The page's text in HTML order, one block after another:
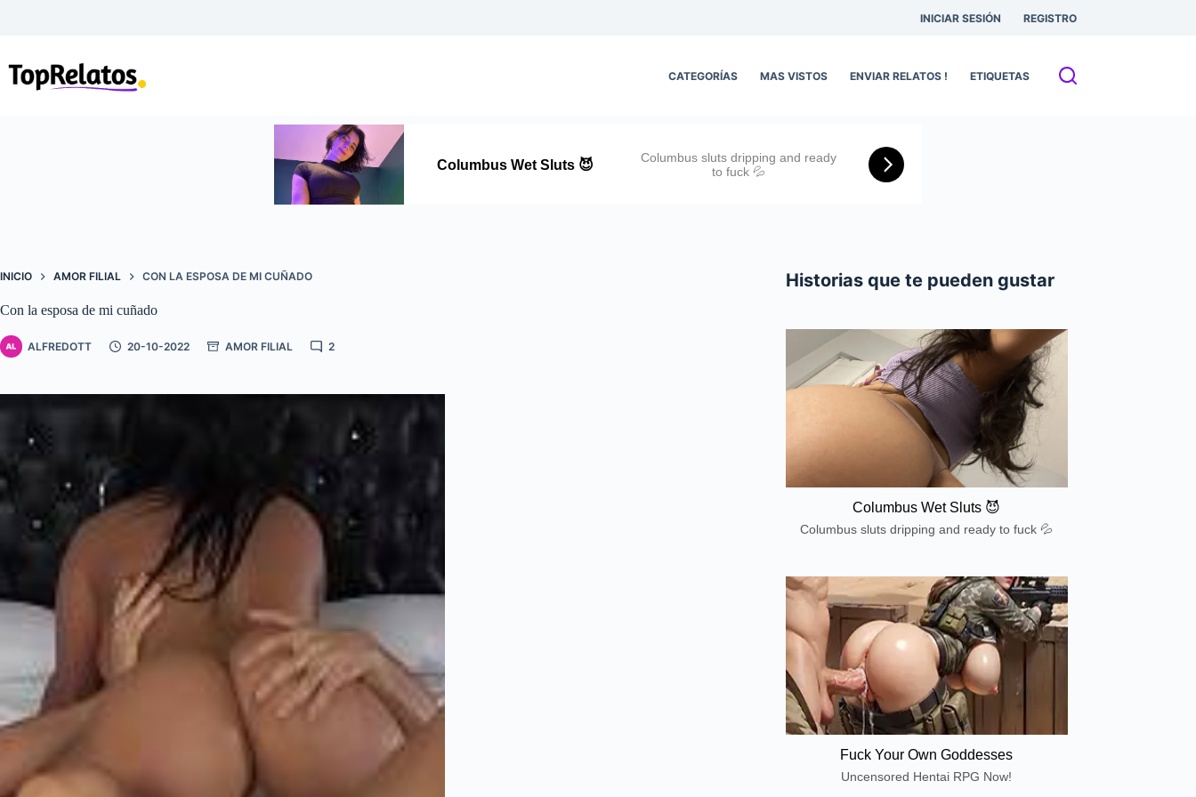
INICIAR SESIÓN REGISTRO
CATEGORÍAS MAS VISTOS ENVIAR RELATOS ! ETIQUETAS
INICIO AMOR FILIAL CON LA ESPOSA DE MI CUÑADO
Con la esposa de mi cuñado
ALFREDOTT 20-10-2022 AMOR FILIAL 2
Historias que te pueden gustar
Columbus Wet Sluts 😈
Columbus sluts dripping and ready to fuck 💦
Fuck Your Own Goddesses
Uncensored Hentai RPG Now!